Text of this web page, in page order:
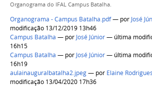
Organograma do IFAL Campus Batalha.
Organograma - Campus Batalha.pdf— por José
modificação 13/12/2019 13h46
Campus Batalha — por José Júnior— última
16h15
Campus Batalha — por José Júnior— última
16h19
aulainauguralbatalha2.jpeg— por Elaine Rodrigues
modificação 13/04/2020 17h36